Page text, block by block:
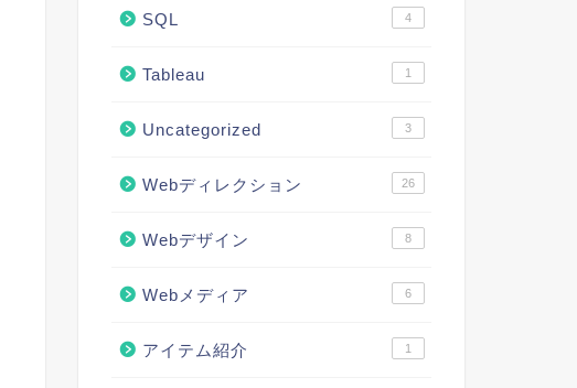
SQL 4
Tableau 1
Uncategorized 3
Webディレクション 26
Webデザイン 8
Webメディア 6
アイテム紹介 1